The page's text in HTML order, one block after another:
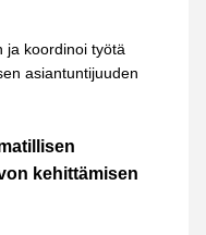
ja koordinoi työtä
asiantuntijuuden
kehittämisen